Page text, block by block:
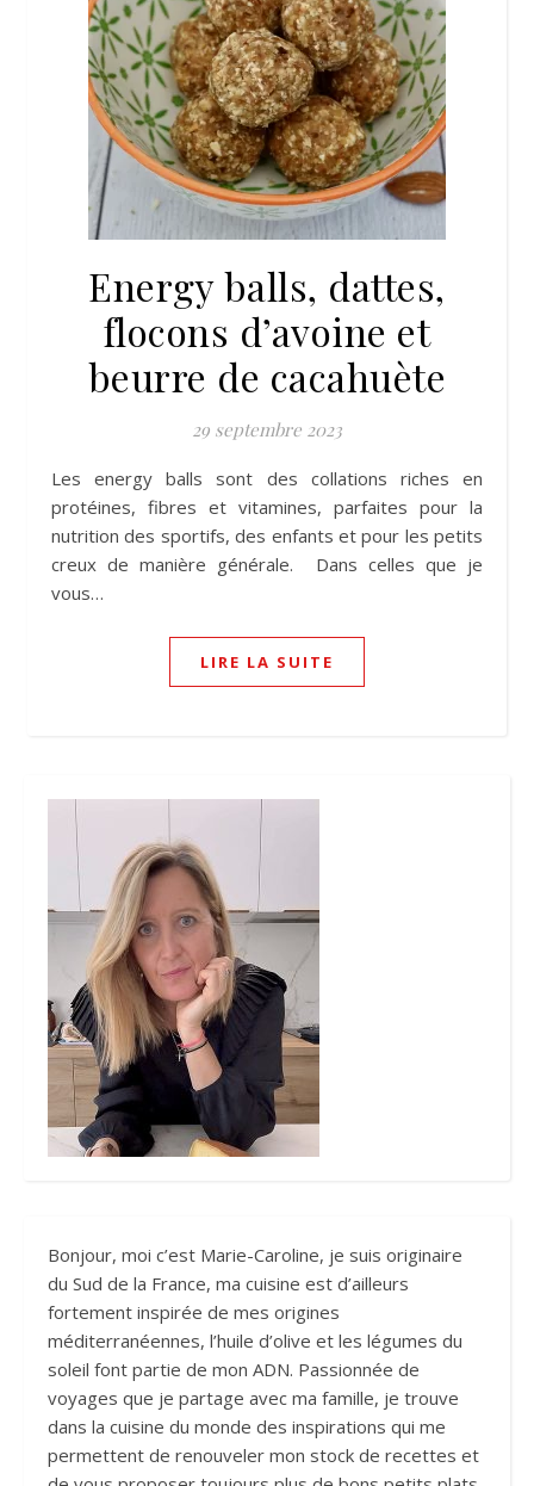
Energy balls, dattes,
flocons d’avoine et
beurre de cacahuète
29 septembre 2023
Les energy balls sont des collations riches en
protéines, fibres et vitamines, parfaites pour la
nutrition des sportifs, des enfants et pour les petits
creux de manière générale. Dans celles que je
vous…
LIRE LA SUITE
Bonjour, moi c’est Marie-Caroline, je suis originaire
du Sud de la France, ma cuisine est d’ailleurs
fortement inspirée de mes origines
méditerranéennes, l’huile d’olive et les légumes du
soleil font partie de mon ADN. Passionnée de
voyages que je partage avec ma famille, je trouve
dans la cuisine du monde des inspirations qui me
permettent de renouveler mon stock de recettes et